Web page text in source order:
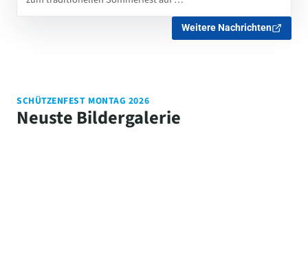
Weitere Nachrichten
SCHÜTZENFEST MONTAG 2026
Neuste Bildergalerie